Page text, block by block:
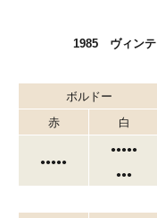
1985 ヴィン
ボルドー
赤
白
●●●●●
●●●●●
●●●